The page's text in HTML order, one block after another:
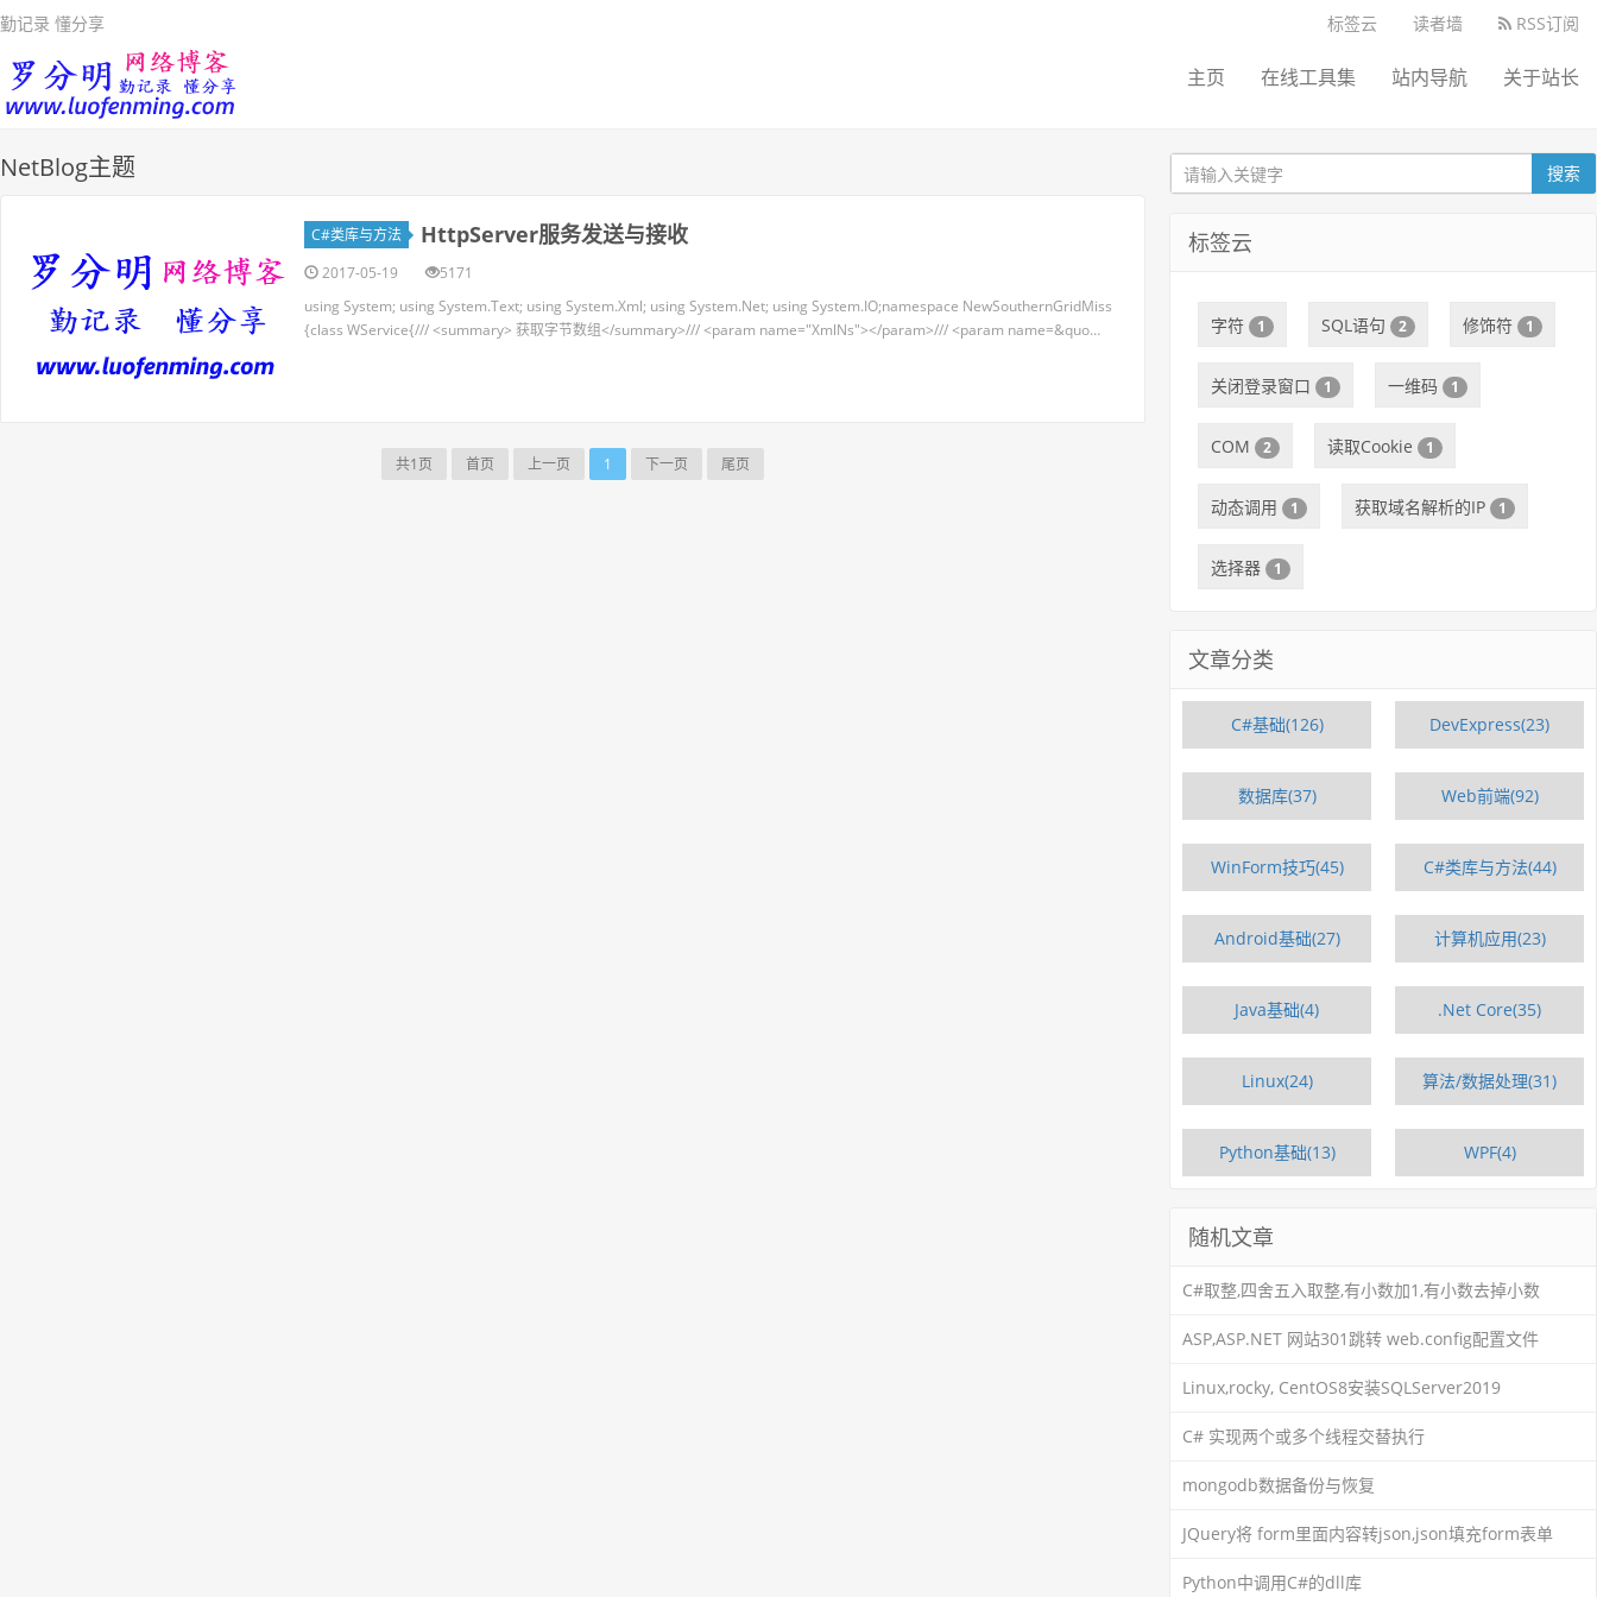
标签云 读者墙 RSS订阅
勤记录 懂分享
主页 在线工具集 站内导航 关于站长
NetBlog主题
C#类库与方法 HttpServer服务发送与接收
2017-05-19
5171
using System; using System.Text; using System.Xml; using System.Net; using System.IO;namespace NewSouthernGridMiss
{class WService{/// <summary> 获取字节数组</summary>/// <param name="XmlNs"></param>/// <param name=&quo…
共1页 首页 上一页 1 下一页 尾页
搜索
标签云
字符 1 SQL语句 2 修饰符 1
关闭登录窗口 1 一维码 1
COM 2 读取Cookie 1
动态调用 1 获取域名解析的IP 1
选择器 1
文章分类
C#基础(126) DevExpress(23)
数据库(37) Web前端(92)
WinForm技巧(45) C#类库与方法(44)
Android基础(27) 计算机应用(23)
Java基础(4) .Net Core(35)
Linux(24) 算法/数据处理(31)
Python基础(13) WPF(4)
随机文章
C#取整,四舍五入取整,有小数加1,有小数去掉小数
ASP,ASP.NET 网站301跳转 web.config配置文件
Linux,rocky, CentOS8安装SQLServer2019
C# 实现两个或多个线程交替执行
mongodb数据备份与恢复
JQuery将 form里面内容转json,json填充form表单
Python中调用C#的dll库